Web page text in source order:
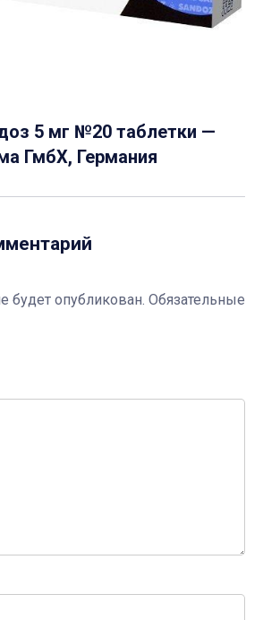
5 мг №20 таблетки —
ГмбХ, Германия
будет опубликован. Обязательные